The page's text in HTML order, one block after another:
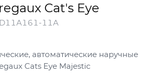
Cat's Eye
11A
автоматические наручные
Cats Eye Majestic